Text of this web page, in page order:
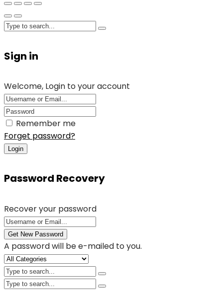
Sign in
Welcome, Login to your account
Remember me
Forget password?
Login
Password Recovery
Recover your password
Get New Password
A password will be e-mailed to you.